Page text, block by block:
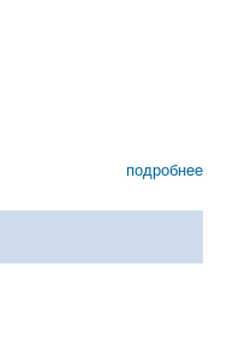
подробнее